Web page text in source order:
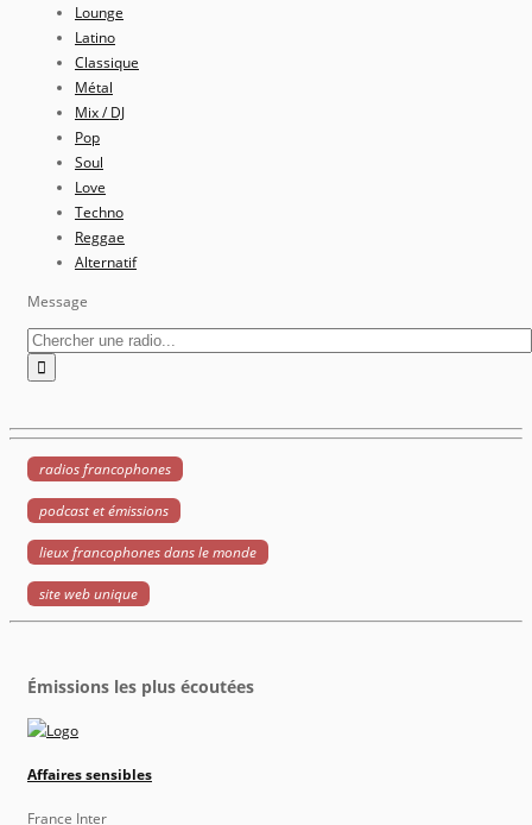
Lounge
Latino
Classique
Métal
Mix / DJ
Pop
Soul
Love
Techno
Reggae
Alternatif
Message
radios francophones
podcast et émissions
lieux francophones dans le monde
site web unique
Émissions les plus écoutées
Affaires sensibles
France Inter